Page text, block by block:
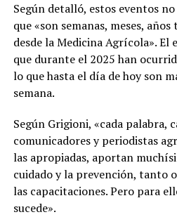
Según detalló, estos eventos
que «son semanas, meses,
desde la Medicina Agrícola». El
que durante el 2025 han
lo que hasta el día de hoy son
semana.
Según Grigioni, «cada palabra,
comunicadores y periodistas
las apropiadas, aportan
cuidado y la prevención, tanto
las capacitaciones. Pero para
sucede».